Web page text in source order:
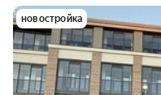
новостройка